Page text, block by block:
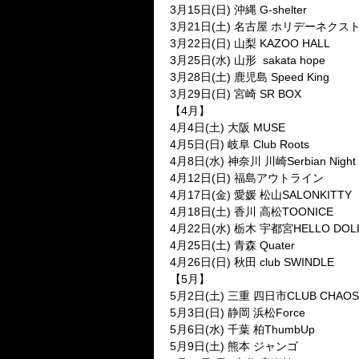
3月15日(日) 沖縄 G-shelter
3月21日(土) 名古屋 ホリデーネクス
3月22日(日) 山梨 KAZOO HALL
3月25日(水) 山形 sakata hope
3月28日(土) 鹿児島 Speed King
3月29日(日) 宮崎 SR BOX
【4月】
4月4日(土) 大阪 MUSE
4月5日(日) 岐阜 Club Roots
4月8日(水) 神奈川 川崎Serbian Night
4月12日(日) 福島アウトライン
4月17日(金) 愛媛 松山SALONKITTY
4月18日(土) 香川 高松TOONICE
4月22日(水) 栃木 宇都宮HELLO
4月25日(土) 青森 Quater
4月26日(日) 秋田 club SWINDLE
【5月】
5月2日(土) 三重 四日市CLUB CHAOS
5月3日(日) 静岡 浜松Force
5月6日(水) 千葉 柏ThumbUp
5月9日(土) 熊本 ジャンゴ